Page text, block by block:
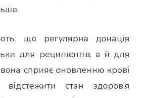
що регулярна донація
для реципієнтів, а й для
сприяє оновленню крові
стан здоров’я